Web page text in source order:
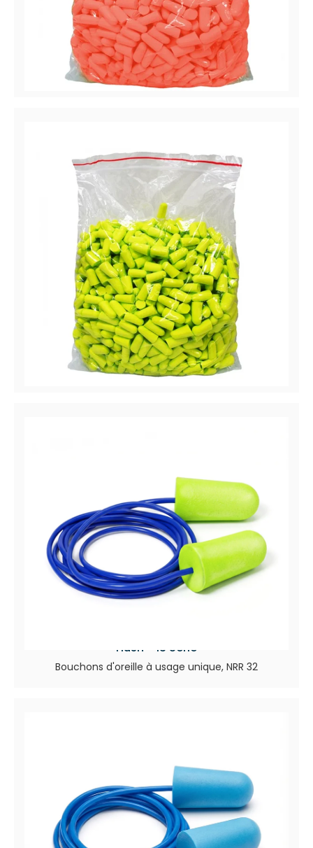
Hush™ 14 Série
Bouchons d’oreilles à usage unique, NRR 33
Hush™ 13 Série
Bouchons d’oreilles à usage unique, NRR 32
Hush™ 13 Série
Bouchons d'oreille à usage unique, NRR 32